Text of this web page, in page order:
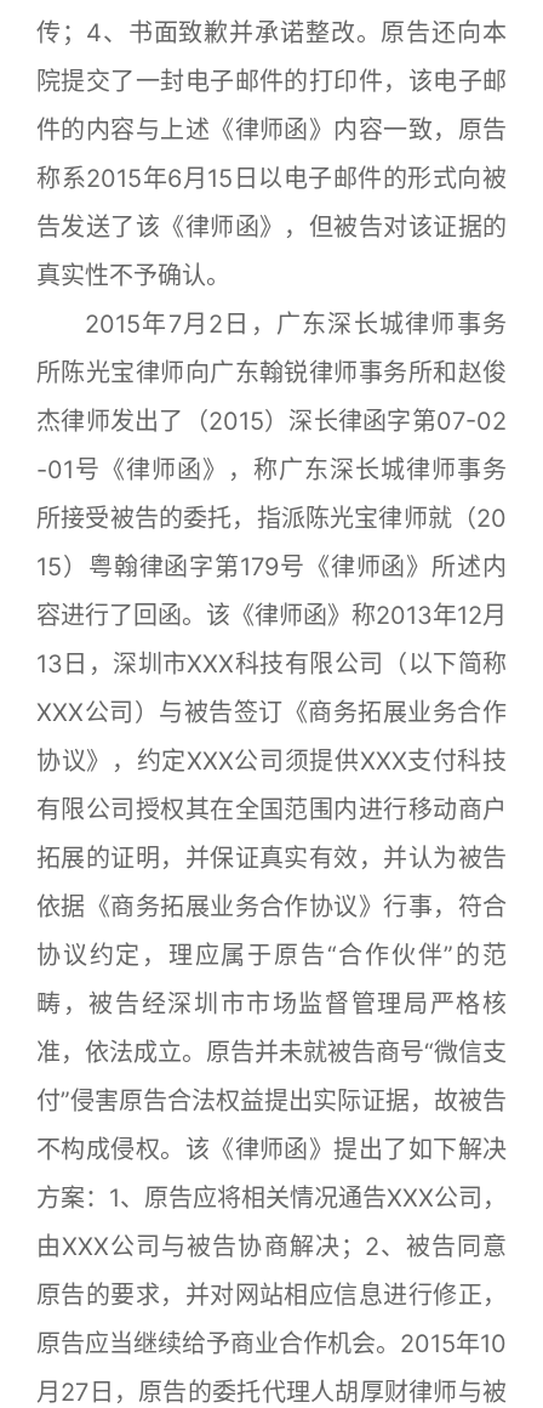
传；4、书面致歉并承诺整改。原告还向本
院提交了一封电子邮件的打印件，该电子邮
件的内容与上述《律师函》内容一致，原告
称系2015年6月15日以电子邮件的形式向被
告发送了该《律师函》，但被告对该证据的
真实性不予确认。
2015年7月2日，广东深长城律师事务
所陈光宝律师向广东翰锐律师事务所和赵俊
杰律师发出了（2015）深长律函字第07-02
-01号《律师函》，称广东深长城律师事务
所接受被告的委托，指派陈光宝律师就（20
15）粤翰律函字第179号《律师函》所述内
容进行了回函。该《律师函》称2013年12月
13日，深圳市XXX科技有限公司（以下简称
XXX公司）与被告签订《商务拓展业务合作
协议》，约定XXX公司须提供XXX支付科技
有限公司授权其在全国范围内进行移动商户
拓展的证明，并保证真实有效，并认为被告
依据《商务拓展业务合作协议》行事，符合
协议约定，理应属于原告“合作伙伴”的范
畴，被告经深圳市市场监督管理局严格核
准，依法成立。原告并未就被告商号“微信支
付”侵害原告合法权益提出实际证据，故被告
不构成侵权。该《律师函》提出了如下解决
方案：1、原告应将相关情况通告XXX公司，
由XXX公司与被告协商解决；2、被告同意
原告的要求，并对网站相应信息进行修正，
原告应当继续给予商业合作机会。2015年10
月27日，原告的委托代理人胡厚财律师与被